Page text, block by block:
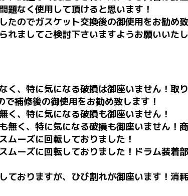
なく使用して頂けると思います！
のでガスケット交換後の御使用をお勧め
ましてご検討下さいますようお願いいた
、特に気になる破損は御座いません！取
補修後の御使用をお勧め致します！
、特に気になる破損も御座いません！
無く、特に気になる破損も御座いません！
ーズに回転しておりました！
ムーズに回転しておりました！ドラム装着
おりますが、ひび割れが御座います！消